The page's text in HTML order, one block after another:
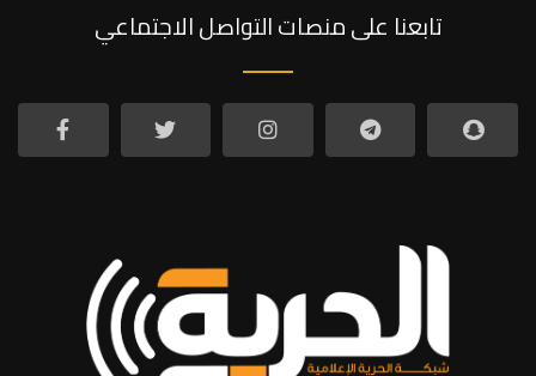
تابعنا على منصات التواصل الاجتماعي